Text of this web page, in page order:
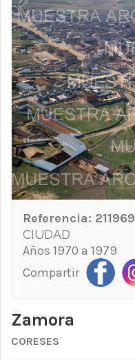
Referencia: 211969
CIUDAD
Años 1970 a 1979
Compartir
Zamora
CORESES